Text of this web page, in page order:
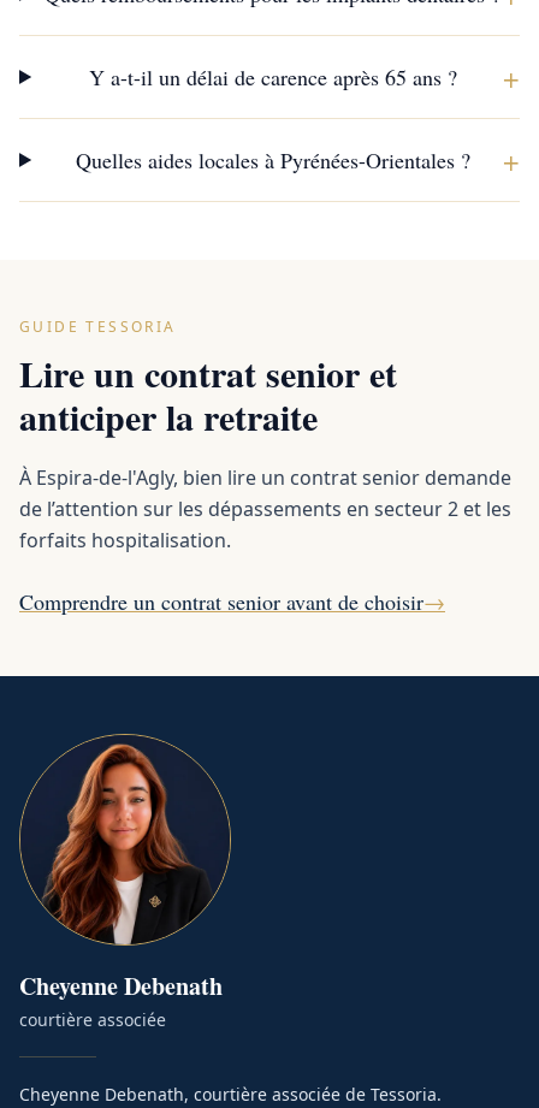
Y a-t-il un délai de carence après 65 ans ? +
Quelles aides locales à Pyrénées-Orientales ? +
GUIDE TESSORIA
Lire un contrat senior et
anticiper la retraite
À Espira-de-l'Agly, bien lire un contrat senior demande
de l’attention sur les dépassements en secteur 2 et les
forfaits hospitalisation.
Comprendre un contrat senior avant de choisir→
CheyenneDebenath
courtière associée
Cheyenne Debenath, courtière associée de Tessoria.